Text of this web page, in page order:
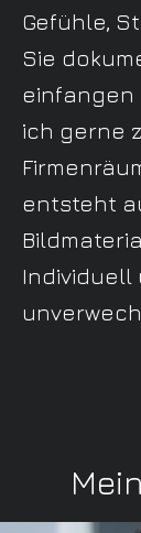
Gefühle,
Sie
einfangen
ich gerne
entsteht
Individuell